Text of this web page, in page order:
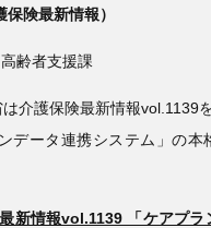
険最新情報）
齢者支援課
介護保険最新情報vol.1139
データ連携システム」の本
新情報vol.1139 「ケアプラ